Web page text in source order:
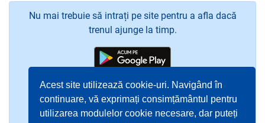
Acest site utilizează cookie-uri. Navigând în
continuare, vă exprimați consimțământul pentru
utilizarea modulelor cookie necesare, dar puteți
Nu mai trebuie să intrați pe site pentru a afla dacă
trenul ajunge la timp.